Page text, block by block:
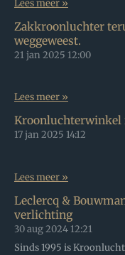
Lees meer »
Zakkroonluchter
weggeweest.
21 jan 2025 12:00
Lees meer »
Kroonluchterwinkel
17 jan 2025 14:12
Lees meer »
Leclercq &
verlichting
30 aug 2024 12:21
Sinds 1995 is